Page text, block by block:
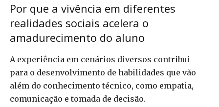
Por que a vivência em diferentes
realidades sociais acelera o
amadurecimento do aluno
A experiência em cenários diversos contribui
para o desenvolvimento de habilidades que vão
além do conhecimento técnico, como empatia,
comunicação e tomada de decisão.